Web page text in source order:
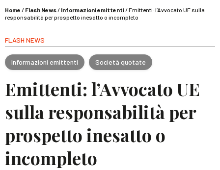
Home / Flash News/ Informazioni emittenti/Emittenti: l’Avvocato UE sulla
responsabilità per prospetto inesatto o incompleto
FLASH NEWS
Informazioni emittenti Società quotate
Emittenti: l’Avvocato UE
sulla responsabilità per
prospetto inesatto o
incompleto